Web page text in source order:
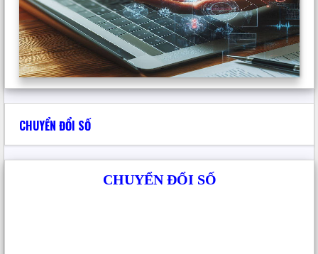
và MapBasic. Thuật toán và các hàm được sử dụng
nhiều trong những module này là truy vấn theo
điều kiện, loại trừ đối tượng lặp, vẽ đối tượng dạng
đường; chuyển định dạng dữ liệu, nhân, chia, làm
tròn số. Module được thiết kế có tính tự động hóa
cao và dễ sử dụng. Mỗi module thực hiện một hoặc
(4) Kết nối các module chức năng: Các module
CHUYỂN ĐỔI SỐ
CHUYỂN ĐỔI SỐ